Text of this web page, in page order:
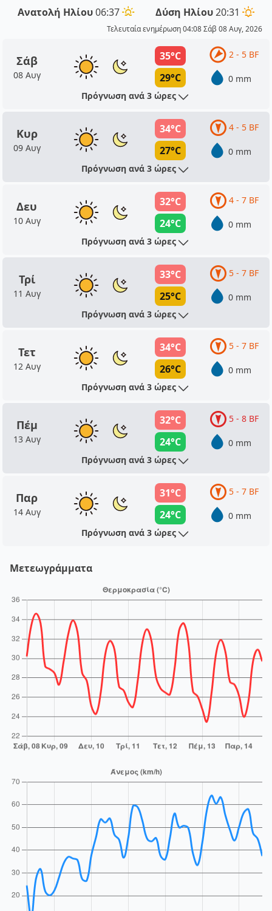
Ανατολή Ηλίου06:37 Δύση Ηλίου20:31
Τελευταία ενημέρωση 04:08 Σάβ 08 Αυγ, 2026
Σάβ
08 Αυγ
35°C
29°C
2 - 5 BF
0 mm
Πρόγνωση ανά 3 ώρες
Κυρ
09 Αυγ
34°C
27°C
4 - 5 BF
0 mm
Πρόγνωση ανά 3 ώρες
Δευ
10 Αυγ
32°C
24°C
4 - 7 BF
0 mm
Πρόγνωση ανά 3 ώρες
Τρί
11 Αυγ
33°C
25°C
5 - 7 BF
0 mm
Πρόγνωση ανά 3 ώρες
Τετ
12 Αυγ
34°C
26°C
5 - 7 BF
0 mm
Πρόγνωση ανά 3 ώρες
Πέμ
13 Αυγ
32°C
24°C
5 - 8 BF
0 mm
Πρόγνωση ανά 3 ώρες
Παρ
14 Αυγ
31°C
24°C
5 - 7 BF
0 mm
Πρόγνωση ανά 3 ώρες
Μετεωγράμματα